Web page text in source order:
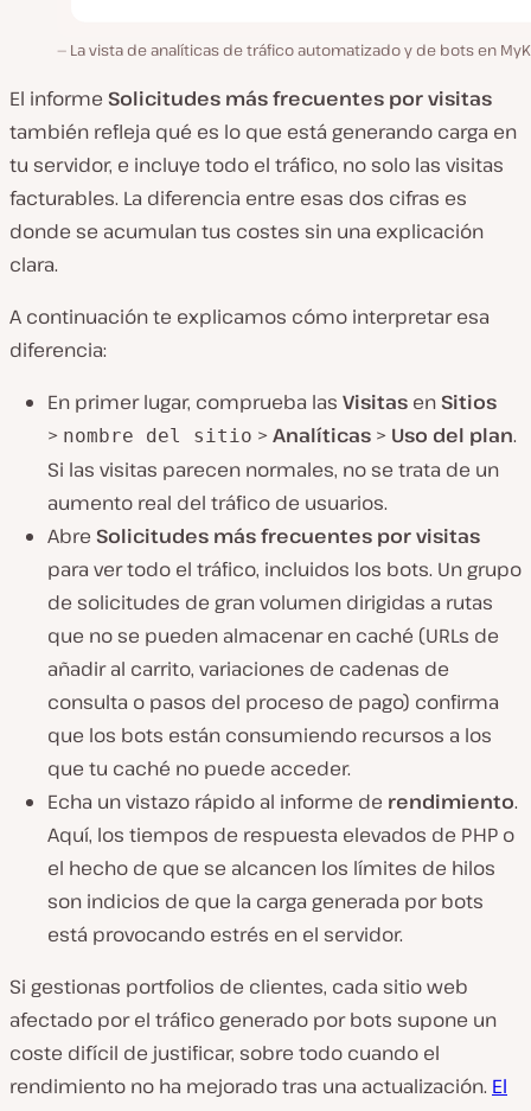
La vista de analíticas de tráfico automatizado y de bots en
El informe Solicitudes más frecuentes por visitas
también refleja qué es lo que está generando carga en
tu servidor, e incluye todo el tráfico, no solo las visitas
facturables. La diferencia entre esas dos cifras es
donde se acumulan tus costes sin una explicación
clara.
A continuación te explicamos cómo interpretar esa
diferencia:
En primer lugar, comprueba las Visitas en Sitios
> nombre del sitio >Analíticas > Uso del plan.
Si las visitas parecen normales, no se trata de un
aumento real del tráfico de usuarios.
Abre Solicitudes más frecuentes por visitas
para ver todo el tráfico, incluidos los bots. Un grupo
de solicitudes de gran volumen dirigidas a rutas
que no se pueden almacenar en caché (URLs de
añadir al carrito, variaciones de cadenas de
consulta o pasos del proceso de pago) confirma
que los bots están consumiendo recursos a los
que tu caché no puede acceder.
Echa un vistazo rápido al informe de rendimiento.
Aquí, los tiempos de respuesta elevados de PHP o
el hecho de que se alcancen los límites de hilos
son indicios de que la carga generada por bots
está provocando estrés en el servidor.
Si gestionas portfolios de clientes, cada sitio web
afectado por el tráfico generado por bots supone un
coste difícil de justificar, sobre todo cuando el
rendimiento no ha mejorado tras una actualización. El